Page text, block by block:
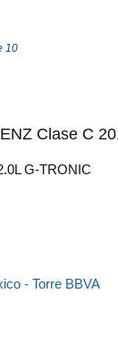
10
Clase C
G-TRONIC
- Torre BBVA